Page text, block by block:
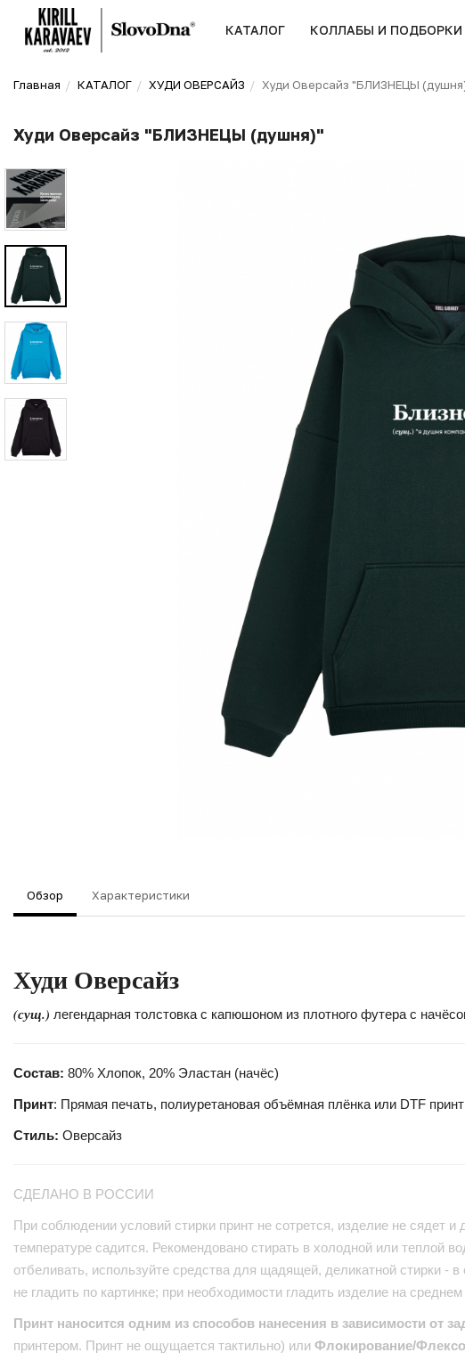
КАТАЛОГ КОЛЛАБЫ И ПОДБОРКИ
Главная КАТАЛОГ ХУДИ ОВЕРСАЙЗ Худи Оверсайз "БЛИЗНЕЦЫ
Худи Оверсайз "БЛИЗНЕЦЫ (душня)"
Обзор Характеристики
ХудиОверсайз
(сущ.) легендарная толстовка с капюшоном из плотного футера с
Состав: 80% Хлопок, 20% Эластан (начёс)
Принт: Прямая печать, полиуретановая объёмная плёнка или DTF принт
Стиль: Оверсайз
СДЕЛАНО В РОССИИ
При соблюдении условий стирки принт не сотрется, изделие не сядет
температуре садится. Рекомендовано стирать в холодной или теплой
отбеливать, используйте средства для щадящей, деликатной стирки -
не гладить по картинке; при необходимости гладить изделие на
Принт наносится одним из способов нанесения в зависимости от
принтером. Принт не ощущается тактильно) или Флокирование/